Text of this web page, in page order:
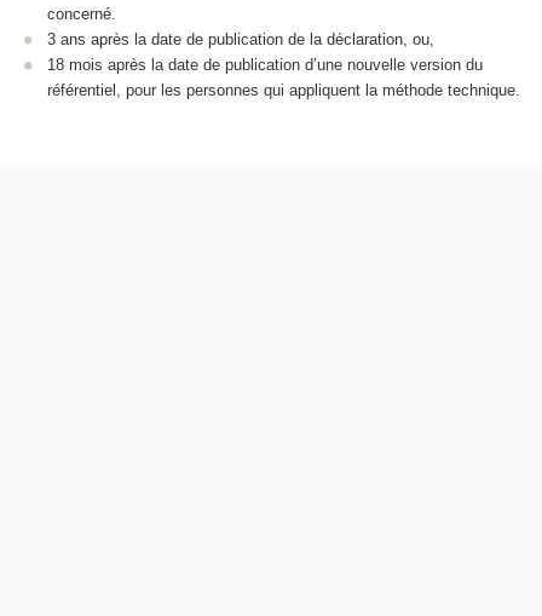
concerné.
3 ans après la date de publication de la déclaration, ou,
18 mois après la date de publication d’une nouvelle version du
référentiel, pour les personnes qui appliquent la méthode technique.